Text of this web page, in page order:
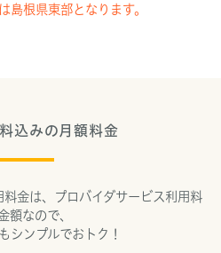
根県東部となります。
込みの月額料金
金は、プロバイダサービス利用料
額なので、
シンプルでおトク！